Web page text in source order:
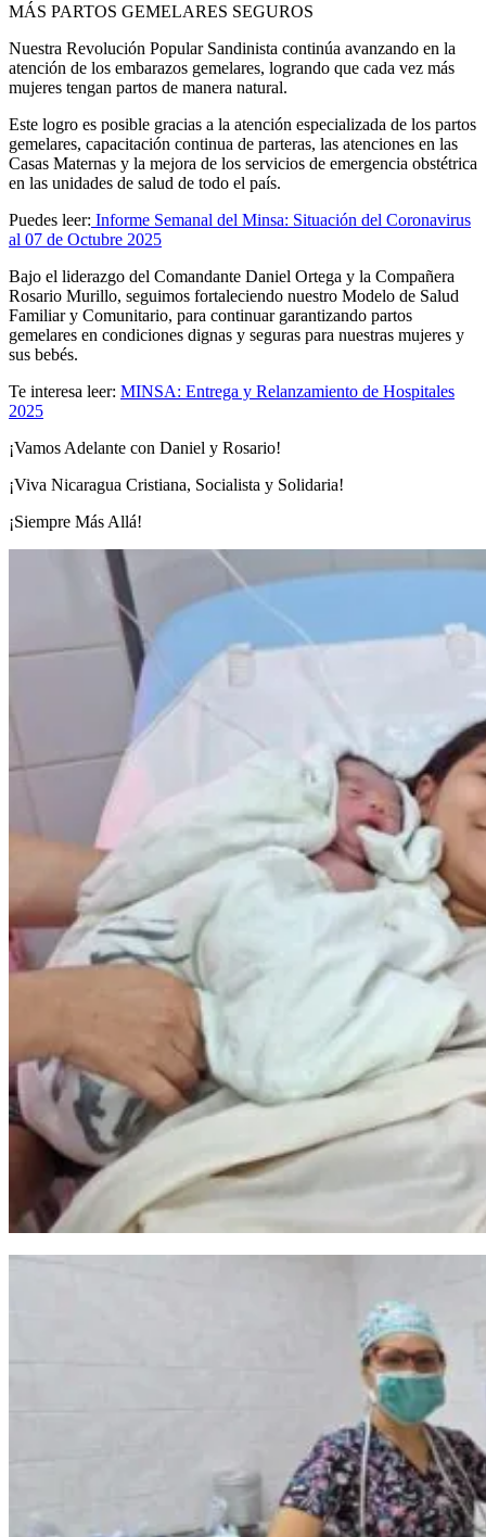
MÁS PARTOS GEMELARES SEGUROS
Nuestra Revolución Popular Sandinista continúa avanzando en la
atención de los embarazos gemelares, logrando que cada vez más
mujeres tengan partos de manera natural.
Este logro es posible gracias a la atención especializada de los partos
gemelares, capacitación continua de parteras, las atenciones en las
Casas Maternas y la mejora de los servicios de emergencia obstétrica
en las unidades de salud de todo el país.
Puedes leer: Informe Semanal del Minsa: Situación del Coronavirus
al 07 de Octubre 2025
Bajo el liderazgo del Comandante Daniel Ortega y la Compañera
Rosario Murillo, seguimos fortaleciendo nuestro Modelo de Salud
Familiar y Comunitario, para continuar garantizando partos
gemelares en condiciones dignas y seguras para nuestras mujeres y
sus bebés.
Te interesa leer: MINSA: Entrega y Relanzamiento de Hospitales
2025
¡Vamos Adelante con Daniel y Rosario!
¡Viva Nicaragua Cristiana, Socialista y Solidaria!
¡Siempre Más Allá!